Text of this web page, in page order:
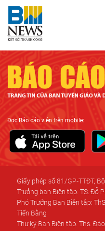
ĐọcBáo cáo viên trên mobile:
Giấy phép số 81/GP-TTĐT,
Trưởng ban Biên tập: TS. Đỗ
Phó Trưởng Ban Biên tập:
Tiến Bằng
Thư ký Ban Biên tập: Ths.